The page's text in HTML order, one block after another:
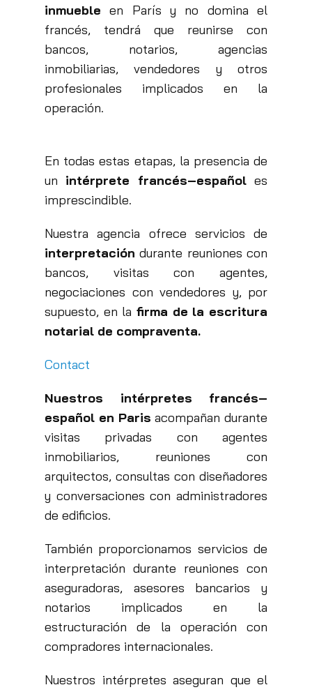
inmueble en París y no domina el
francés, tendrá que reunirse con
bancos, notarios, agencias
inmobiliarias, vendedores y otros
profesionales implicados en la
operación.
En todas estas etapas, la presencia de
un intérprete francés–españoles
imprescindible.
Nuestra agencia ofrece servicios de
interpretacióndurante reuniones con
bancos, visitas con agentes,
negociaciones con vendedores y, por
supuesto, en la firma de la escritura
notarial de compraventa.
Contact
Nuestros intérpretes francés–
español en Paris acompañan durante
visitas privadas con agentes
inmobiliarios, reuniones con
arquitectos, consultas con diseñadores
y conversaciones con administradores
de edificios.
También proporcionamos servicios de
interpretación durante reuniones con
aseguradoras, asesores bancarios y
notarios implicados en la
estructuración de la operación con
compradores internacionales.
Nuestros intérpretes aseguran que el